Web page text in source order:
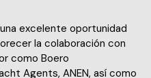
excelente oportunidad
la colaboración con
como Boero
Agents, ANEN, así como